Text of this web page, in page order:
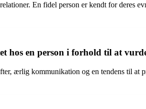
En fidel person er kendt for deres
en person i forhold til at
ærlig kommunikation og en tendens til